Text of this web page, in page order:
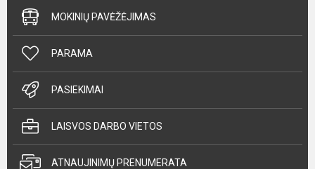
MOKINIŲ PAVĖŽĖJIMAS
PARAMA
PASIEKIMAI
LAISVOS DARBO VIETOS
ATNAUJINIMŲ PRENUMERATA